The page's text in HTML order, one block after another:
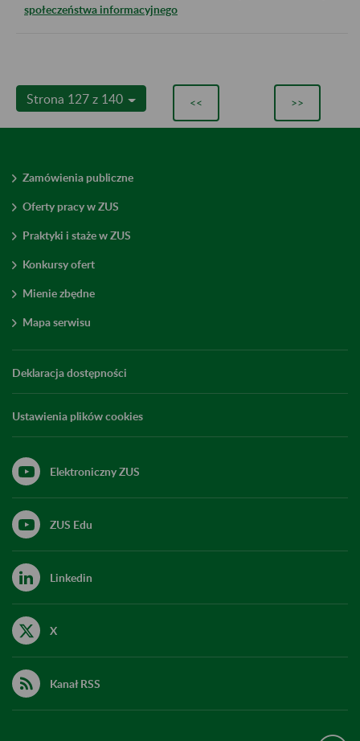
społeczeństwa informacyjnego
Strona 127 z 140 << >>
Zamówienia publiczne
Oferty pracy w ZUS
Praktyki i staże w ZUS
Konkursy ofert
Mienie zbędne
Mapa serwisu
Deklaracja dostępności
Ustawienia plików cookies
Elektroniczny ZUS
ZUS Edu
Linkedin
X
Kanał RSS